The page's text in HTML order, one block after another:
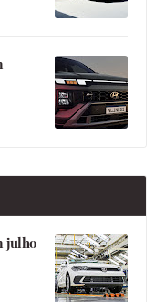
julho